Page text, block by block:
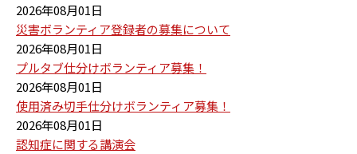
2026年08月01日
災害ボランティア登録者の募集について
2026年08月01日
プルタブ仕分けボランティア募集！
2026年08月01日
使用済み切手仕分けボランティア募集！
2026年08月01日
認知症に関する講演会